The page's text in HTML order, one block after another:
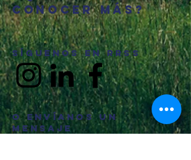
conocer más?
síguenosen rrss
o envíanos un
mensaje